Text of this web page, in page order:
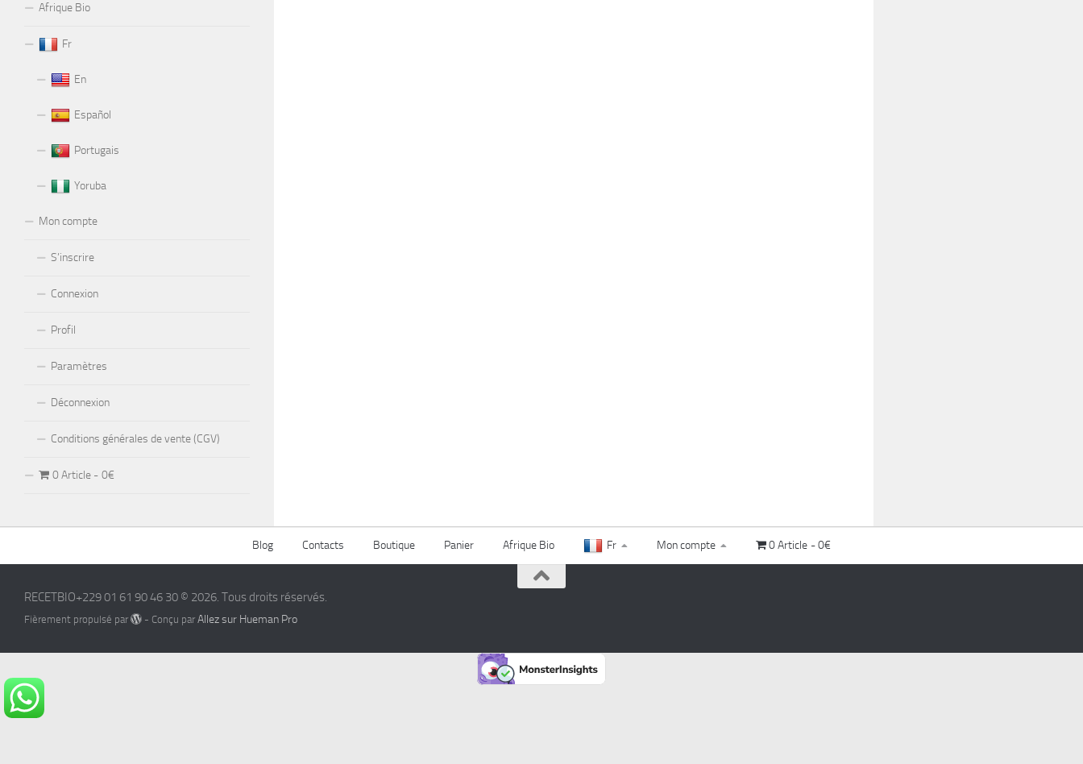
Afrique Bio
Fr
En
Español
Portugais
Yoruba
Mon compte
S’inscrire
Connexion
Profil
Paramètres
Déconnexion
Conditions générales de vente (CGV)
0 Article 0€
Blog Contacts Boutique Panier Afrique Bio Fr Mon compte 0 Article 0€
RECETBIO+229 01 61 90 46 30 © 2026. Tous droits réservés.
Fièrement propulsé par - Conçu par Allez sur Hueman Pro